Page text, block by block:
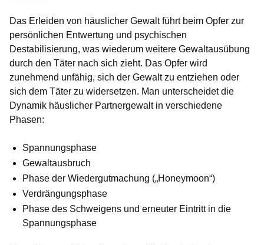
Das Erleiden von häuslicher Gewalt führt beim Opfer zur
persönlichen Entwertung und psychischen
Destabilisierung, was wiederum weitere Gewaltausübung
durch den Täter nach sich zieht. Das Opfer wird
zunehmend unfähig, sich der Gewalt zu entziehen oder
sich dem Täter zu widersetzen. Man unterscheidet die
Dynamik häuslicher Partnergewalt in verschiedene
Phasen:
Spannungsphase
Gewaltausbruch
Phase der Wiedergutmachung („Honeymoon“)
Verdrängungsphase
Phase des Schweigens und erneuter Eintritt in die
Spannungsphase